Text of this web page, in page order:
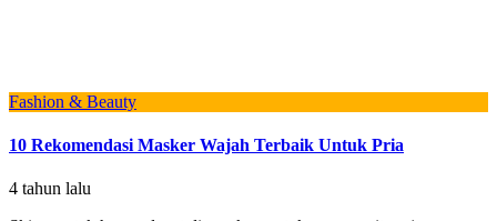
Fashion & Beauty
10 Rekomendasi Masker Wajah Terbaik Untuk Pria
4 tahun lalu